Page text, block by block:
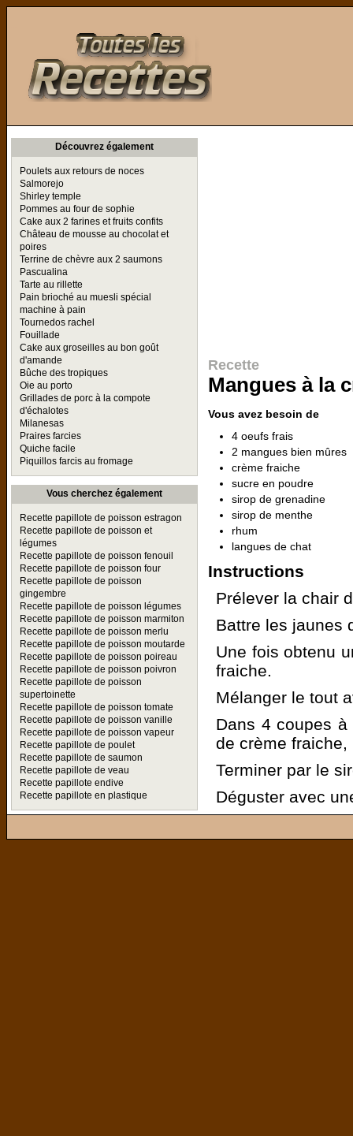
Découvrez également
Poulets aux retours de noces
Salmorejo
Shirley temple
Pommes au four de sophie
Cake aux 2 farines et fruits confits
Château de mousse au chocolat et
poires
Terrine de chèvre aux 2 saumons
Pascualina
Tarte au rillette
Pain brioché au muesli spécial
machine à pain
Tournedos rachel
Fouillade
Cake aux groseilles au bon goût
d'amande
Bûche des tropiques
Oie au porto
Grillades de porc à la compote
d'échalotes
Milanesas
Praires farcies
Quiche facile
Piquillos farcis au fromage
Vous cherchez également
Recette papillote de poisson estragon
Recette papillote de poisson et
légumes
Recette papillote de poisson fenouil
Recette papillote de poisson four
Recette papillote de poisson
gingembre
Recette papillote de poisson légumes
Recette papillote de poisson marmiton
Recette papillote de poisson merlu
Recette papillote de poisson moutarde
Recette papillote de poisson poireau
Recette papillote de poisson poivron
Recette papillote de poisson
supertoinette
Recette papillote de poisson tomate
Recette papillote de poisson vanille
Recette papillote de poisson vapeur
Recette papillote de poulet
Recette papillote de saumon
Recette papillote de veau
Recette papillote endive
Recette papillote en plastique
Recette
Mangues à la
Vous avez besoin de
4 oeufs frais
2 mangues bien mûres
crème fraiche
sucre en poudre
sirop de grenadine
sirop de menthe
rhum
langues de chat
Instructions
Prélever la chair
Battre les jaunes
Une fois obtenu
fraiche.
Mélanger le tout
Dans 4 coupes
de crème
Terminer par le
Déguster avec